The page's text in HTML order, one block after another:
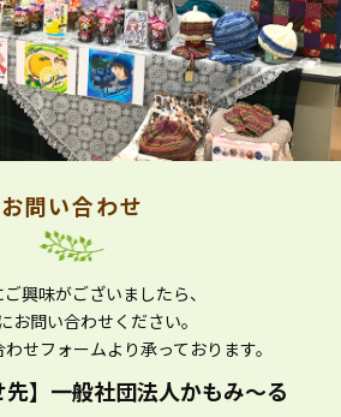
お問い合わせ
興味がございましたら、
お問い合わせください。
せフォームより承っております。
】 一般社団法人かもみ～る